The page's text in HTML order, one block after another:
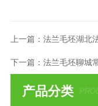
上一篇： 法兰毛坯湖北
下一篇： 法兰毛坯聊城
产品分类